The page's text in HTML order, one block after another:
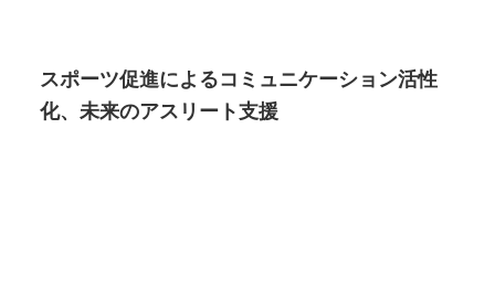
スポーツ促進によるコミュニケーション活性
化、未来のアスリート支援